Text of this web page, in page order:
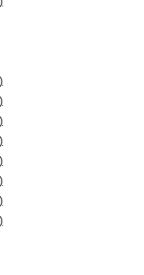
ーも同時開催しております
す。
ください。
★★★
ー視聴が可能です！
でお手軽に、最新情報を入
ルアドレス 】 をお知らせ
視聴用のご案内メールを